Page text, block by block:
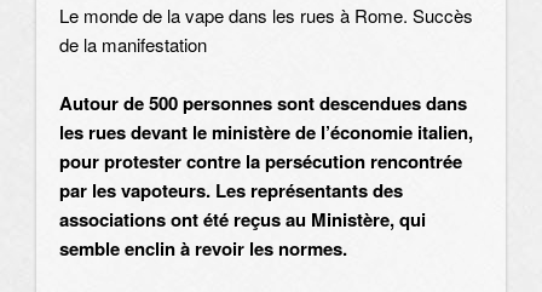
Le monde de la vape dans les rues à Rome. Succès
de la manifestation
Autour de 500 personnes sont descendues dans
les rues devant le ministère de l’économie italien,
pour protester contre la persécution rencontrée
par les vapoteurs. Les représentants des
associations ont été reçus au Ministère, qui
semble enclin à revoir les normes.